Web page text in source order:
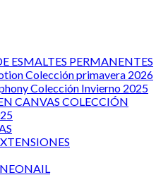
ESMALTES PERMANENTES
Colección primavera 2026
Colección Invierno 2025
CANVAS COLECCIÓN